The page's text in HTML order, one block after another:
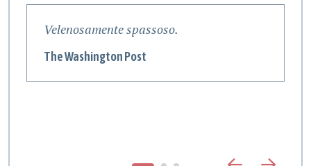
Velenosamente spassoso.
The Washington Post